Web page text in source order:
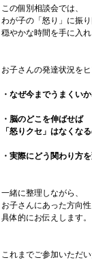
この個別相談会では、
わが子の「怒り」に振
穏やかな時間を手に入れ
お子さんの発達状況を
・なぜ今までうまくい
・脳のどこを伸ばせば
「怒りクセ」はなくな
・実際にどう関わり方
一緒に整理しながら、
お子さんにあった方向
具体的にお伝えします。
これまでご参加いただ